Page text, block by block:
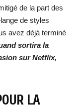
de la part des
de styles
avez déjà terminé
sortira la
sur Netflix,
LA